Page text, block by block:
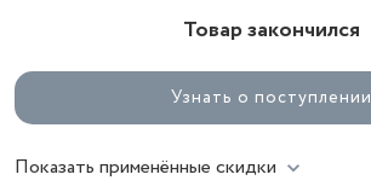
Товар закончился
Узнать о поступлении
Показать применённые скидки